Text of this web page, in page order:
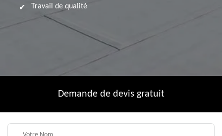
Travail de qualité
Demande de devis gratuit